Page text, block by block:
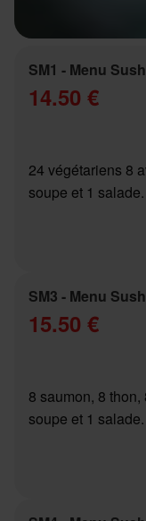
SM1 - Menu
14.50 €
24 végétariens 8
soupe et 1 salade.
SM3 - Menu
15.50 €
8 saumon, 8
soupe et 1 salade.